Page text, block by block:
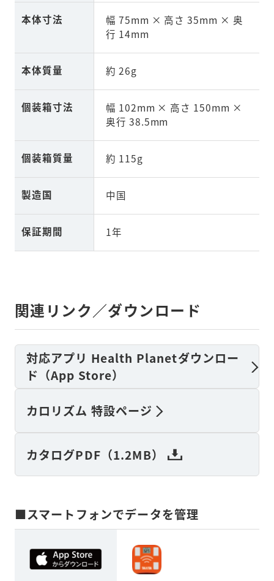
本体寸法
幅 75mm × 高さ 35mm × 奥
行 14mm
本体質量 約 26g
個装箱寸法
幅 102mm × 高さ 150mm ×
奥行 38.5mm
個装箱質量 約 115g
製造国 中国
保証期間 1年
関連リンク／ダウンロード
対応アプリ Health Planetダウンロー
ド（App Store）
カロリズム 特設ページ
カタログPDF（1.2MB）
■スマートフォンでデータを管理